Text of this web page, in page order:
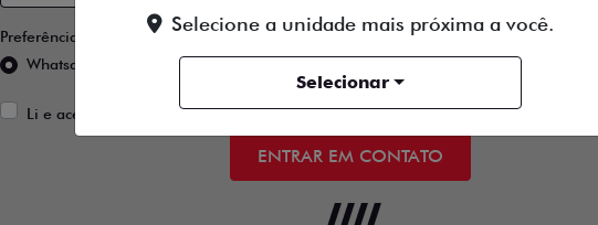
Preferência de contato:
Whatsapp
Telefone
Li e aceito a Política de Privacidadee concordo em receber comunicações da
ENTRAR EM CONTATO
Selecione a unidade mais próxima a você.
Selecionar